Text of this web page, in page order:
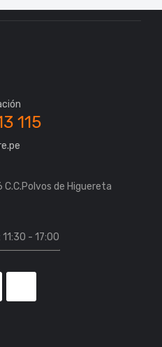
115
de Higuereta
- 17:00